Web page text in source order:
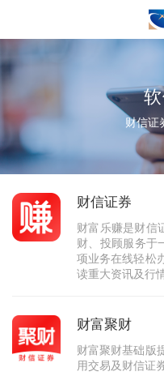
财信证
财信证券
财富乐赚是财信
财、投顾服务于
项业务在线轻松
读重大资讯及行
财富聚财
财富聚财基础版
用交易及财信证